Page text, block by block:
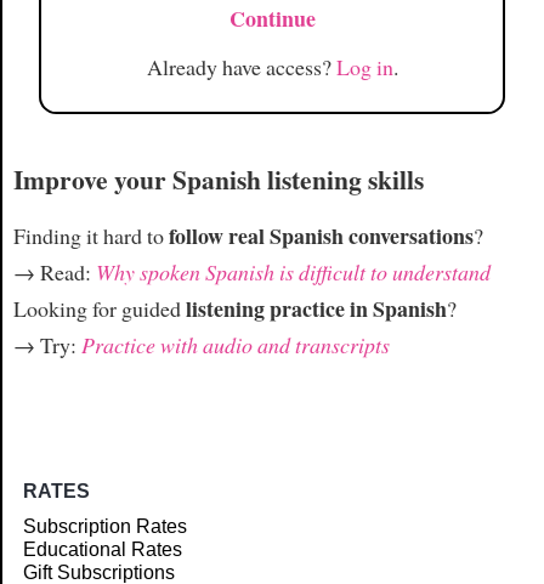
Continue
Already have access?Log in.
Improve your Spanish listening skills
Finding it hard tofollow real Spanish conversations?
→ Read: Why spoken Spanish is difficult to understand
Looking for guidedlistening practice in Spanish?
→ Try: Practice with audio and transcripts
RATES
Subscription Rates
Educational Rates
Gift Subscriptions